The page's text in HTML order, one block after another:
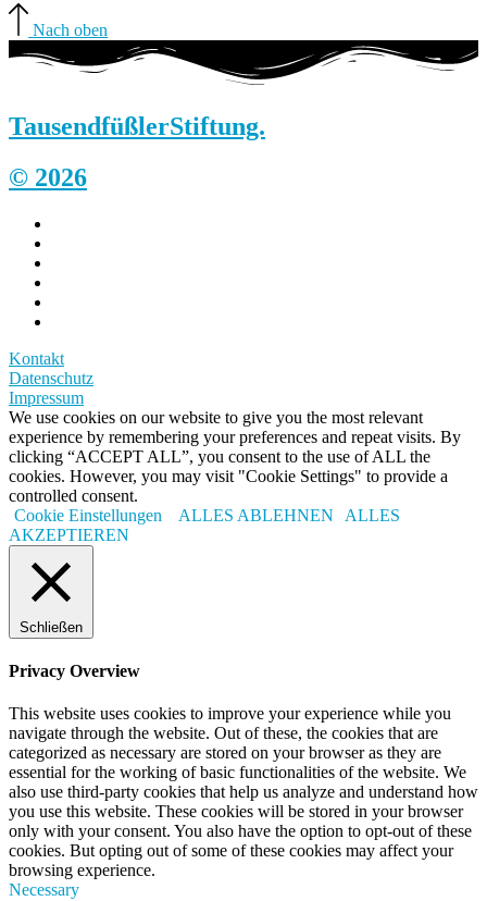
Nach oben
TausendfüßlerStiftung.
© 2026
Kontakt
Datenschutz
Impressum
We use cookies on our website to give you the most relevant
experience by remembering your preferences and repeat visits. By
clicking “ACCEPT ALL”, you consent to the use of ALL the
cookies. However, you may visit "Cookie Settings" to provide a
controlled consent.
Cookie Einstellungen
ALLES ABLEHNEN
ALLES
AKZEPTIEREN
Schließen
Privacy Overview
This website uses cookies to improve your experience while you
navigate through the website. Out of these, the cookies that are
categorized as necessary are stored on your browser as they are
essential for the working of basic functionalities of the website. We
also use third-party cookies that help us analyze and understand how
you use this website. These cookies will be stored in your browser
only with your consent. You also have the option to opt-out of these
cookies. But opting out of some of these cookies may affect your
browsing experience.
Necessary